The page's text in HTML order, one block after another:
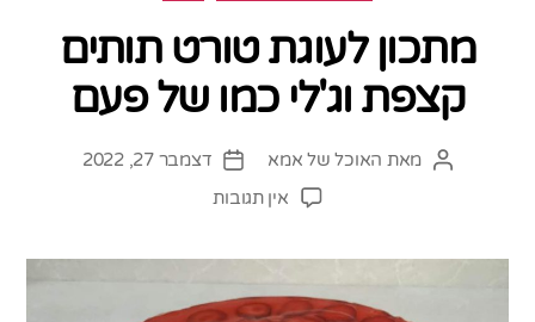
מתכון לעוגת טורט תותים
קצפת וג'לי כמו של פעם
המחבר
מאת האוכל של אמא
תאריךדצמבר 27, 2022
אין תגובותעל
תותים